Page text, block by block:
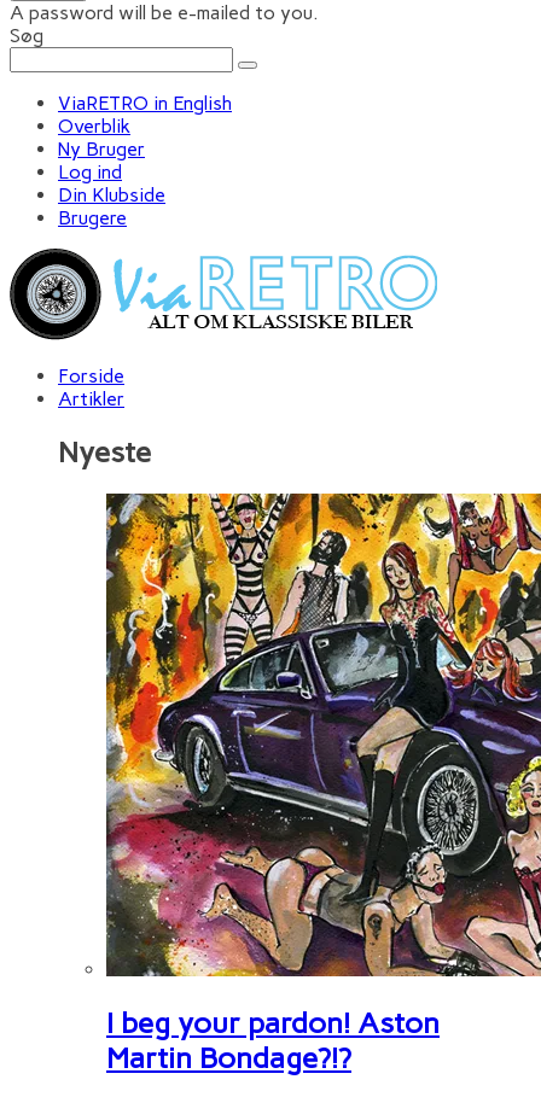
A password will be e-mailed to you.
Søg
ViaRETRO in English
Overblik
Ny Bruger
Log ind
Din Klubside
Brugere
Forside
Artikler
Nyeste
I beg your pardon! Aston
Martin Bondage?!?